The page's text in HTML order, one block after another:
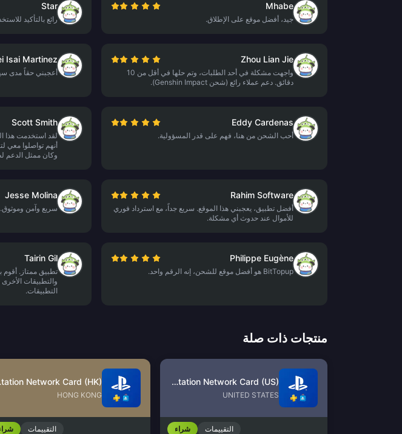
Mhabe
جيد، أفضل موقع على الإطلاق.
Star
رائع بالتأكيد
Zhou Lian Jie
واجهت مشكلة في أحد الطلبات، وتم حلها في أقل من 10
دقائق. دعم عملاء رائع (شحن Genshin Impact).
Isai Martinez
أعجبني حقاً مدى
Eddy Cardenas
أحب الشحن من هنا، فهم على قدر المسؤولية.
Scott Smith
لقد استخدمت هذا
أنهم تواصلوا معي
وكان ممثل الدعم
Rahim Software
أفضل تطبيق، يعجبني هذا الموقع. سريع جداً، مع استرداد فوري
للأموال عند حدوث أي مشكلة.
Jesse Molina
سريع وآمن وموثوق.
Philippe Eugène
BitTopup هو أفضل موقع للشحن، إنه الرقم واحد.
Tairin Gil
والتطبيقات
التطبيقات.
منتجات ذات صلة
PlayStation Network Card (US)
UNITED STATES
التقييمات شراء
HONG KONG
التقييمات